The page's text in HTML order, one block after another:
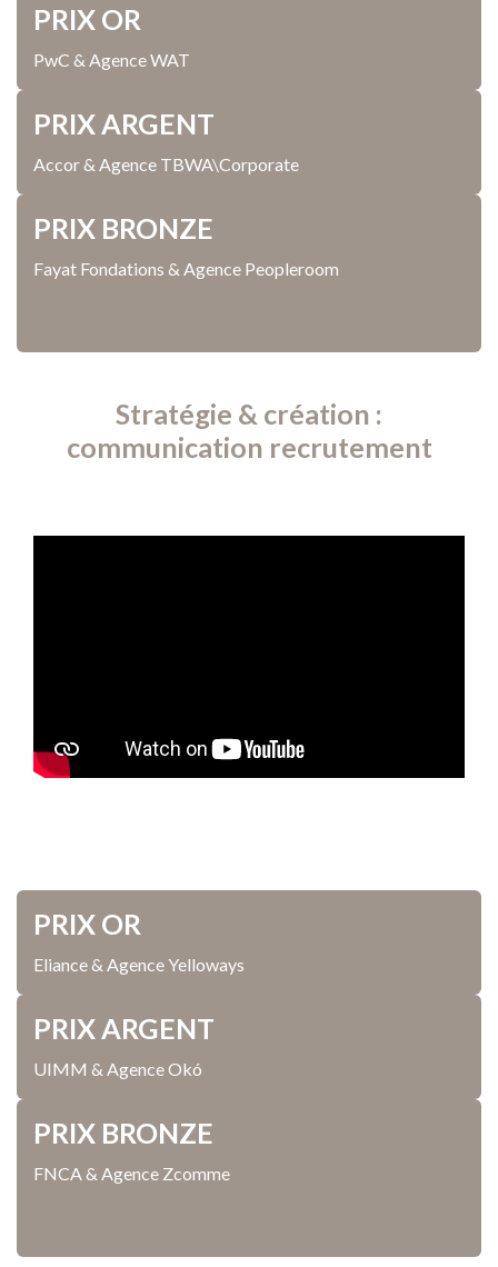
PRIX OR
PwC & Agence WAT
PRIX ARGENT
Accor & Agence TBWA\Corporate
PRIX BRONZE
Fayat Fondations & Agence Peopleroom
Stratégie & création :
communication recrutement
PRIX OR
Eliance & Agence Yelloways
PRIX ARGENT
UIMM & Agence Okó
PRIX BRONZE
FNCA & Agence Zcomme